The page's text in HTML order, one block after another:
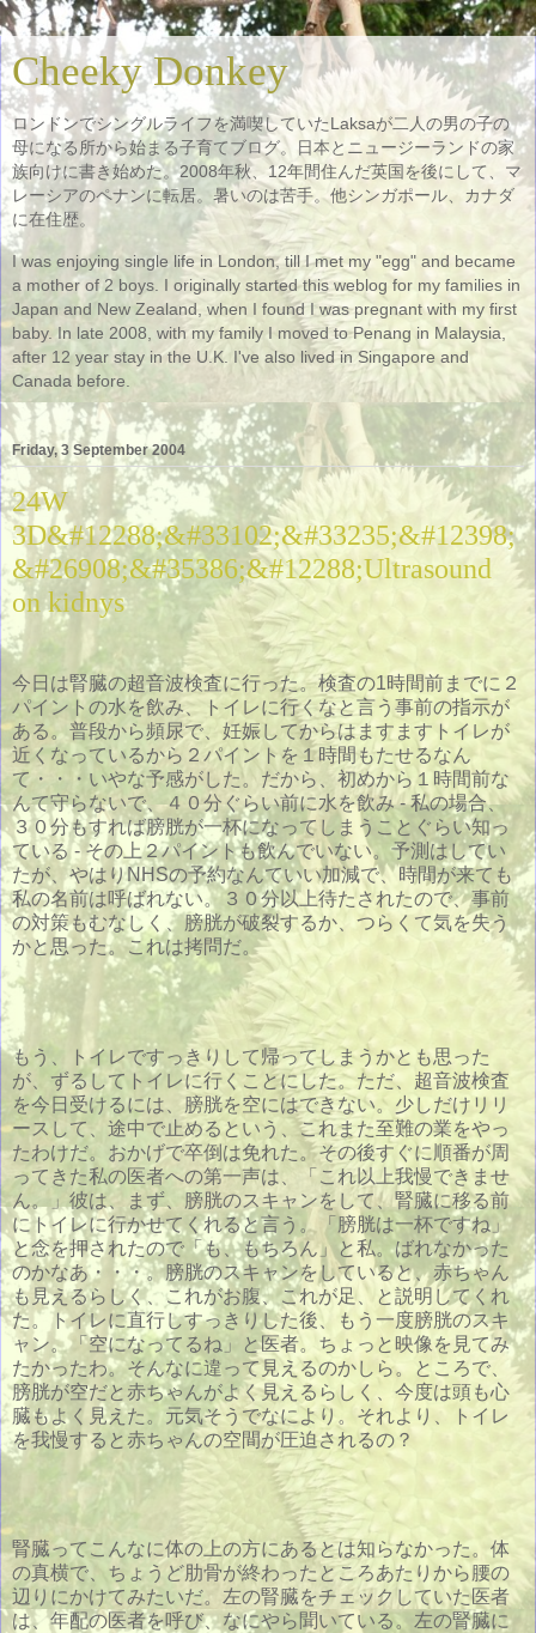
Cheeky Donkey
ロンドンでシングルライフを満喫していたLaksaが二人の男の子の
母になる所から始まる子育てブログ。日本とニュージーランドの家
族向けに書き始めた。2008年秋、12年間住んだ英国を後にして、マ
レーシアのペナンに転居。暑いのは苦手。他シンガポール、カナダ
に在住歴。
I was enjoying single life in London, till I met my "egg" and became
a mother of 2 boys. I originally started this weblog for my families in
Japan and New Zealand, when I found I was pregnant with my first
baby. In late 2008, with my family I moved to Penang in Malaysia,
after 12 year stay in the U.K. I've also lived in Singapore and
Canada before.
Friday, 3 September 2004
24W
3D&#12288;&#33102;&#33235;&#12398;
&#26908;&#35386;&#12288;Ultrasound
on kidnys
今日は腎臓の超音波検査に行った。検査の1時間前までに２
パイントの水を飲み、トイレに行くなと言う事前の指示が
ある。普段から頻尿で、妊娠してからはますますトイレが
近くなっているから２パイントを１時間もたせるなん
て・・・いやな予感がした。だから、初めから１時間前な
んて守らないで、４０分ぐらい前に水を飲み - 私の場合、
３０分もすれば膀胱が一杯になってしまうことぐらい知っ
ている - その上２パイントも飲んでいない。予測はしてい
たが、やはりNHSの予約なんていい加減で、時間が来ても
私の名前は呼ばれない。３０分以上待たされたので、事前
の対策もむなしく、膀胱が破裂するか、つらくて気を失う
かと思った。これは拷問だ。
もう、トイレですっきりして帰ってしまうかとも思った
が、ずるしてトイレに行くことにした。ただ、超音波検査
を今日受けるには、膀胱を空にはできない。少しだけリリ
ースして、途中で止めるという、これまた至難の業をやっ
たわけだ。おかげで卒倒は免れた。その後すぐに順番が周
ってきた私の医者への第一声は、「これ以上我慢できませ
ん。」彼は、まず、膀胱のスキャンをして、腎臓に移る前
にトイレに行かせてくれると言う。「膀胱は一杯ですね」
と念を押されたので「も、もちろん」と私。ばれなかった
のかなあ・・・。膀胱のスキャンをしていると、赤ちゃん
も見えるらしく、これがお腹、これが足、と説明してくれ
た。トイレに直行しすっきりした後、もう一度膀胱のスキ
ャン。「空になってるね」と医者。ちょっと映像を見てみ
たかったわ。そんなに違って見えるのかしら。ところで、
膀胱が空だと赤ちゃんがよく見えるらしく、今度は頭も心
臓もよく見えた。元気そうでなにより。それより、トイレ
を我慢すると赤ちゃんの空間が圧迫されるの？
腎臓ってこんなに体の上の方にあるとは知らなかった。体
の真横で、ちょうど肋骨が終わったところあたりから腰の
辺りにかけてみたいだ。左の腎臓をチェックしていた医者
は、年配の医者を呼び、なにやら聞いている。左の腎臓に